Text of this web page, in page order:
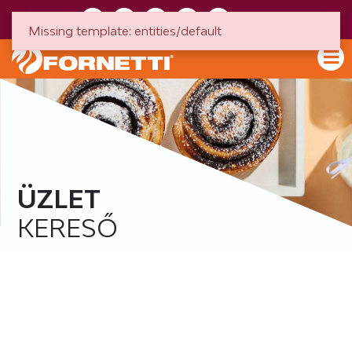
ÜZLET
KERESŐ
Missing template: entities/default